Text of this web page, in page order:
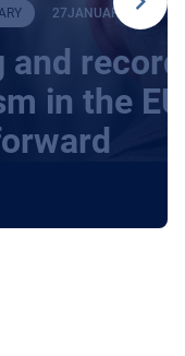
27JANUARY 2026
and
in the